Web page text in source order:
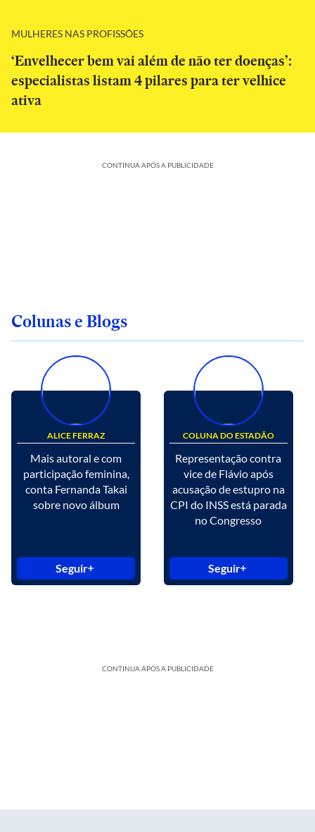
MULHERES NAS PROFISSÕES
‘Envelhecer bem vai além de não ter doenças’:
especialistas listam 4 pilares para ter velhice
ativa
CONTINUA APÓS A PUBLICIDADE
Colunas e Blogs
ALICE FERRAZ
Mais autoral e com
participação feminina,
conta Fernanda Takai
sobre novo álbum
Seguir
COLUNA DO ESTADÃO
Representação contra
vice de Flávio após
acusação de estupro na
CPI do INSS está parada
no Congresso
Seguir
CONTINUA APÓS A PUBLICIDADE